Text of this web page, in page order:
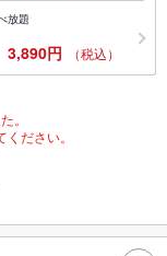
放題
3,890円 （税込）
。
ださい。